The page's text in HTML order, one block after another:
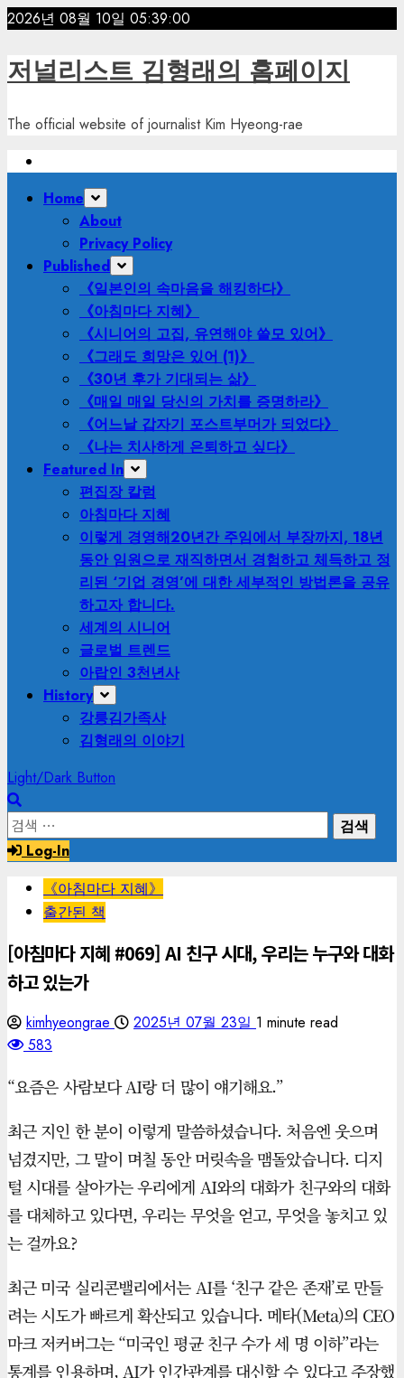
Skip
content
2026년 08월 10일 05:39:02
저널리스트 김형래의 홈페이지
The official website of journalist Kim Hyeong-rae
PrimaryHome
About
Privacy Policy
Published
《일본인의 속마음을 해킹하다》
《아침마다 지혜》
《시니어의 고집, 유연해야 쓸모 있어》
《그래도 희망은 있어 (1)》
《30년 후가 기대되는 삶》
《매일 매일 당신의 가치를 증명하라》
《어느날 갑자기 포스트부머가 되었다》
《나는 치사하게 은퇴하고 싶다》
Featured In
편집장 칼럼
아침마다 지혜
이렇게 경영해20년간 주임에서 부장까지, 18년
동안 임원으로 재직하면서 경험하고 체득하고 정
리된 ‘기업 경영’에 대한 세부적인 방법론을 공유
하고자 합니다.
세계의 시니어
글로벌 트렌드
아랍인 3천년사
History
강릉김가족사
김형래의 이야기
Light/Dark Button
검
색:Log-In
《아침마다 지혜》
출간된 책
[아침마다 지혜 #069] AI 친구 시대, 우리는 누구와 대화
하고 있는가
kimhyeongrae 2025년 07월 23일 1 minute read
583
“요즘은 사람보다 AI랑 더 많이 얘기해요.”
최근 지인 한 분이 이렇게 말씀하셨습니다. 처음엔 웃으며
넘겼지만, 그 말이 며칠 동안 머릿속을 맴돌았습니다. 디지
털 시대를 살아가는 우리에게 AI와의 대화가 친구와의 대화
를 대체하고 있다면, 우리는 무엇을 얻고, 무엇을 놓치고 있
는 걸까요?
최근 미국 실리콘밸리에서는 AI를 ‘친구 같은 존재’로 만들
려는 시도가 빠르게 확산되고 있습니다. 메타(Meta)의 CEO
마크 저커버그는 “미국인 평균 친구 수가 세 명 이하”라는
통계를 인용하며, AI가 인간관계를 대신할 수 있다고 주장했